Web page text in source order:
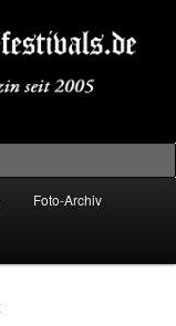
Foto-Archiv